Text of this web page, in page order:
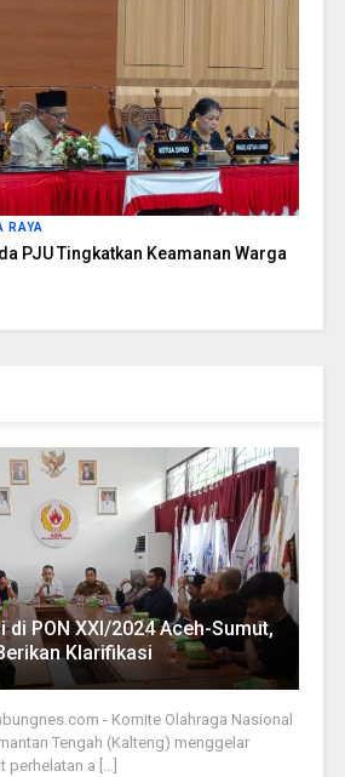
RAYA
PJU Tingkatkan Keamanan Warga
PON XXI/2024 Aceh-Sumut,
Klarifikasi
- Komite Olahraga Nasional
Tengah (Kalteng) menggelar
a [...]